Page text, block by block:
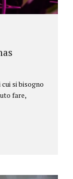
si bisogno
fare,